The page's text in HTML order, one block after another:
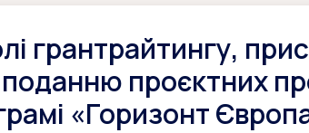
грантрайтингу,
поданню проєктних
«Горизонт